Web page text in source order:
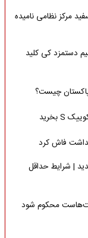
مرکز نظامی نامیده
دستمزد کی کلید
پاکستان چیست؟
فاش کرد
| شرایط حداقل
محکوم شود